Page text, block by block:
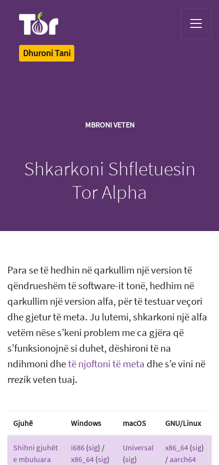
Dhuroni Tani
MBRONI VETEN
Shkarkoni Shfletuesin
Tor Alpha
Para se të hedhin në qarkullim një version të
qëndrueshëm të software-it tonë, hedhim në
qarkullim një version alfa, për të testuar veçori
dhe gjetur të meta. Ju lutemi, shkarkoni një alfa
vetëm nëse s’keni problem me ca gjëra që
s’funksionojnë si duhet, dëshironi të na
ndihmoni dhetë njoftoni të meta dhe s’e vini në
rrezik veten tuaj.
Gjuhë Windows macOS GNU/Linux
Shihni gjuhët
e mbuluara
i686 (sig) /
x86_64 (sig)
Universal
(sig)
x86_64 (sig)
/ aarch64